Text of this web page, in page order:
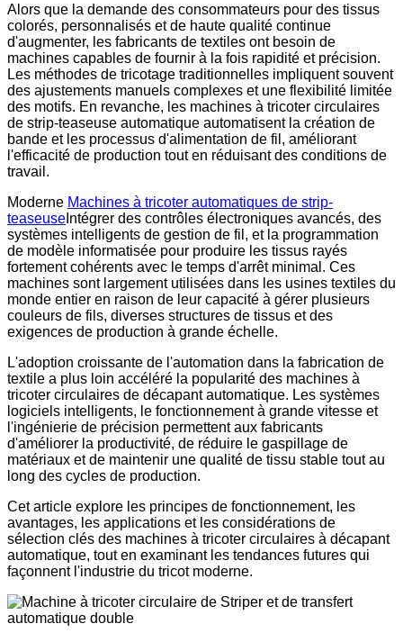
Alors que la demande des consommateurs pour des tissus
colorés, personnalisés et de haute qualité continue
d'augmenter, les fabricants de textiles ont besoin de
machines capables de fournir à la fois rapidité et précision.
Les méthodes de tricotage traditionnelles impliquent souvent
des ajustements manuels complexes et une flexibilité limitée
des motifs. En revanche, les machines à tricoter circulaires
de strip-teaseuse automatique automatisent la création de
bande et les processus d'alimentation de fil, améliorant
l'efficacité de production tout en réduisant des conditions de
travail.
Moderne Machines à tricoter automatiques de strip-
teaseuse Intégrer des contrôles électroniques avancés, des
systèmes intelligents de gestion de fil, et la programmation
de modèle informatisée pour produire les tissus rayés
fortement cohérents avec le temps d'arrêt minimal. Ces
machines sont largement utilisées dans les usines textiles du
monde entier en raison de leur capacité à gérer plusieurs
couleurs de fils, diverses structures de tissus et des
exigences de production à grande échelle.
L'adoption croissante de l'automation dans la fabrication de
textile a plus loin accéléré la popularité des machines à
tricoter circulaires de décapant automatique. Les systèmes
logiciels intelligents, le fonctionnement à grande vitesse et
l'ingénierie de précision permettent aux fabricants
d'améliorer la productivité, de réduire le gaspillage de
matériaux et de maintenir une qualité de tissu stable tout au
long des cycles de production.
Cet article explore les principes de fonctionnement, les
avantages, les applications et les considérations de
sélection clés des machines à tricoter circulaires à décapant
automatique, tout en examinant les tendances futures qui
façonnent l'industrie du tricot moderne.